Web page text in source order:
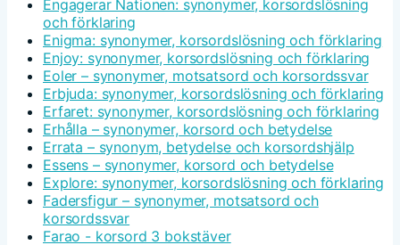
Engagerar Nationen: synonymer, korsordslösning
och förklaring
Enigma: synonymer, korsordslösning och förklaring
Enjoy: synonymer, korsordslösning och förklaring
Eoler – synonymer, motsatsord och korsordssvar
Erbjuda: synonymer, korsordslösning och förklaring
Erfaret: synonymer, korsordslösning och förklaring
Erhålla – synonymer, korsord och betydelse
Errata – synonym, betydelse och korsordshjälp
Essens – synonymer, korsord och betydelse
Explore: synonymer, korsordslösning och förklaring
Fadersfigur – synonymer, motsatsord och
korsordssvar
Farao - korsord 3 bokstäver